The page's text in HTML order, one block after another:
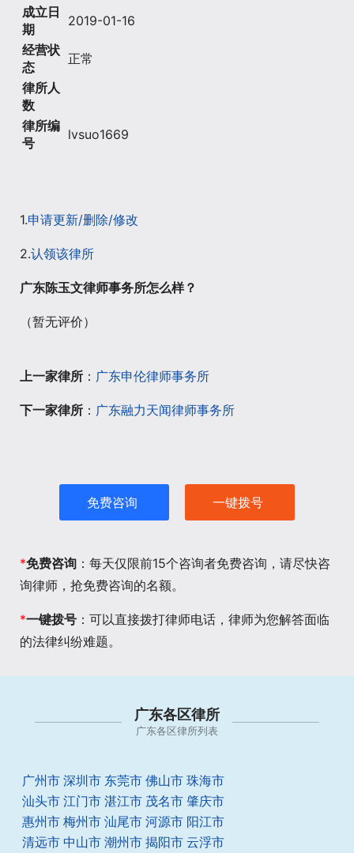
成立日
期
2019-01-16
经营状
态
正常
律所人
数
律所编
号
lvsuo1669
1.申请更新/删除/修改
2.认领该律所
广东陈玉文律师事务所怎么样？
（暂无评价）
上一家律所 ： 广东申伦律师事务所
下一家律所 ： 广东融力天闻律师事务所
免费咨询 一键拨号
*免费咨询 ：每天仅限前15个咨询者免费咨询，请尽快咨
询律师，抢免费咨询的名额。
*一键拨号 ：可以直接拨打律师电话，律师为您解答面临
的法律纠纷难题。
广东各区律所
广东各区律所列表
广州市 深圳市 东莞市 佛山市 珠海市
汕头市 江门市 湛江市 茂名市 肇庆市
惠州市 梅州市 汕尾市 河源市 阳江市
清远市 中山市 潮州市 揭阳市 云浮市